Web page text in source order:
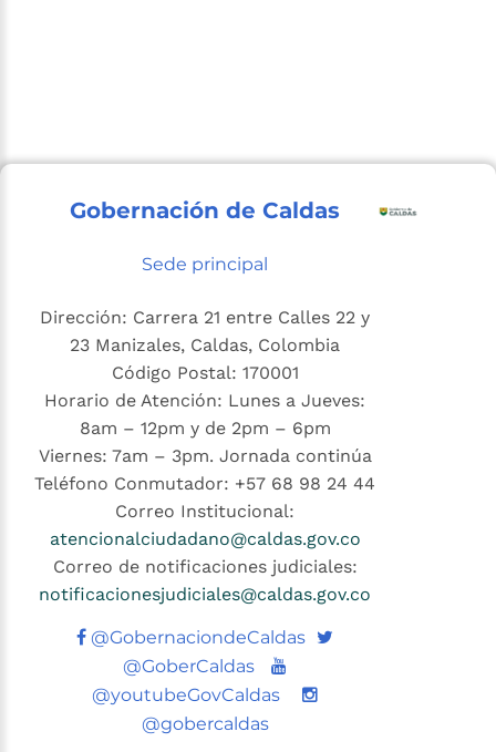
Gobernación de Caldas
Sede principal
Dirección: Carrera 21 entre Calles 22 y
23 Manizales, Caldas, Colombia
Código Postal: 170001
Horario de Atención: Lunes a Jueves:
8am – 12pm y de 2pm – 6pm
Viernes: 7am – 3pm. Jornada continúa
Teléfono Conmutador: +57 68 98 24 44
Correo Institucional:
atencionalciudadano@caldas.gov.co
Correo de notificaciones judiciales:
notificacionesjudiciales@caldas.gov.co
@GobernaciondeCaldas Twitter
@GoberCaldas
Youtube
@youtubeGovCaldas
@gobercaldas